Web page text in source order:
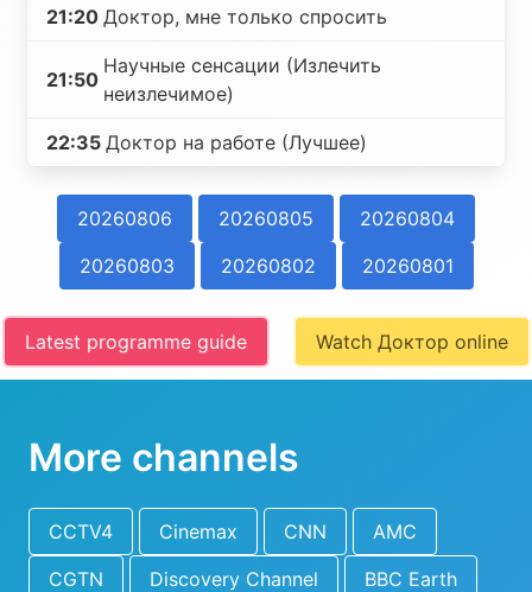
21:20 Доктор, мне только спросить
21:50
Научные сенсации (Излечить
неизлечимое)
22:35 Доктор на работе (Лучшее)
20260806 20260805
20260804
20260803
20260802 20260801
Latest programme guide Watch Доктор online
More channels
CCTV4 Cinemax CNN
AMC
CGTN
Discovery Channel
BBC Earth